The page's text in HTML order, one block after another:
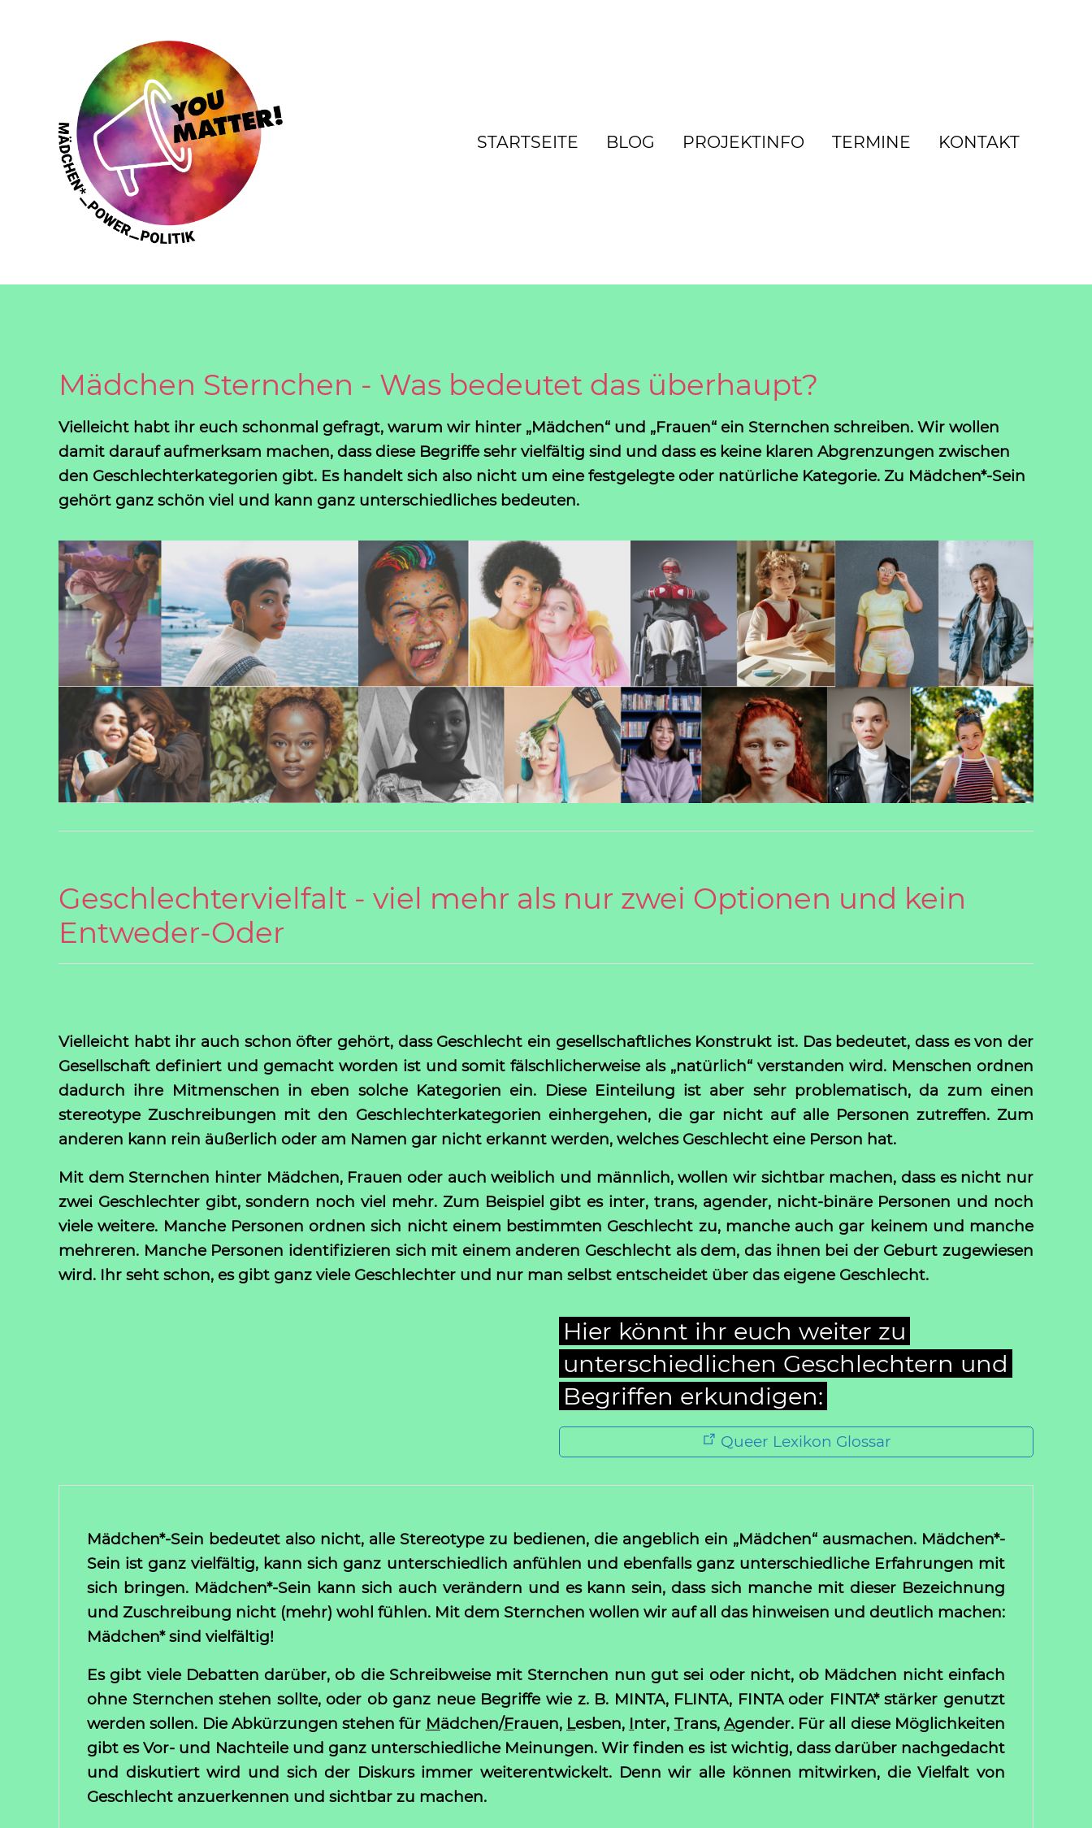
STARTSEITE BLOG PROJEKTINFO TERMINE KONTAKT
Mädchen Sternchen - Was bedeutet das überhaupt?
Vielleicht habt ihr euch schonmal gefragt, warum wir hinter „Mädchen“ und „Frauen“ ein Sternchen schreiben. Wir wollen
damit darauf aufmerksam machen, dass diese Begriffe sehr vielfältig sind und dass es keine klaren Abgrenzungen zwischen
den Geschlechterkategorien gibt. Es handelt sich also nicht um eine festgelegte oder natürliche Kategorie. Zu Mädchen*-Sein
gehört ganz schön viel und kann ganz unterschiedliches bedeuten.
Geschlechtervielfalt - viel mehr als nur zwei Optionen und kein
Entweder-Oder
Vielleicht habt ihr auch schon öfter gehört, dass Geschlecht ein gesellschaftliches Konstrukt ist. Das bedeutet, dass es von der
Gesellschaft definiert und gemacht worden ist und somit fälschlicherweise als „natürlich“ verstanden wird. Menschen ordnen
dadurch ihre Mitmenschen in eben solche Kategorien ein. Diese Einteilung ist aber sehr problematisch, da zum einen
stereotype Zuschreibungen mit den Geschlechterkategorien einhergehen, die gar nicht auf alle Personen zutreffen. Zum
anderen kann rein äußerlich oder am Namen gar nicht erkannt werden, welches Geschlecht eine Person hat.
Mit dem Sternchen hinter Mädchen, Frauen oder auch weiblich und männlich, wollen wir sichtbar machen, dass es nicht nur
zwei Geschlechter gibt, sondern noch viel mehr. Zum Beispiel gibt es inter, trans, agender, nicht-binäre Personen und noch
viele weitere. Manche Personen ordnen sich nicht einem bestimmten Geschlecht zu, manche auch gar keinem und manche
mehreren. Manche Personen identifizieren sich mit einem anderen Geschlecht als dem, das ihnen bei der Geburt zugewiesen
wird. Ihr seht schon, es gibt ganz viele Geschlechter und nur man selbst entscheidet über das eigene Geschlecht.
Hier könnt ihr euch weiter zu
unterschiedlichen Geschlechtern und
Begriffen erkundigen:
Queer Lexikon Glossar
Mädchen*-Sein bedeutet also nicht, alle Stereotype zu bedienen, die angeblich ein „Mädchen“ ausmachen. Mädchen*-
Sein ist ganz vielfältig, kann sich ganz unterschiedlich anfühlen und ebenfalls ganz unterschiedliche Erfahrungen mit
sich bringen. Mädchen*-Sein kann sich auch verändern und es kann sein, dass sich manche mit dieser Bezeichnung
und Zuschreibung nicht (mehr) wohl fühlen. Mit dem Sternchen wollen wir auf all das hinweisen und deutlich machen:
Mädchen* sind vielfältig!
Es gibt viele Debatten darüber, ob die Schreibweise mit Sternchen nun gut sei oder nicht, ob Mädchen nicht einfach
ohne Sternchen stehen sollte, oder ob ganz neue Begriffe wie z. B. MINTA, FLINTA, FINTA oder FINTA* stärker genutzt
werden sollen. Die Abkürzungen stehen für Mädchen/Frauen, Lesben, Inter, Trans, Agender. Für all diese Möglichkeiten
gibt es Vor- und Nachteile und ganz unterschiedliche Meinungen. Wir finden es ist wichtig, dass darüber nachgedacht
und diskutiert wird und sich der Diskurs immer weiterentwickelt. Denn wir alle können mitwirken, die Vielfalt von
Geschlecht anzuerkennen und sichtbar zu machen.